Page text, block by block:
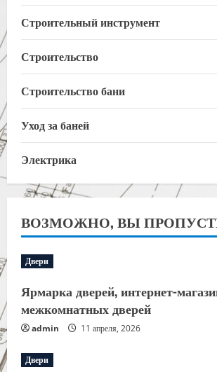
Строительный инструмент
Строительство
Строительство бани
Уход за баней
Электрика
ВОЗМОЖНО, ВЫ
Двери
Ярмарка дверей, интернет-
межкомнатных дверей
admin 11 апреля, 2026
Двери